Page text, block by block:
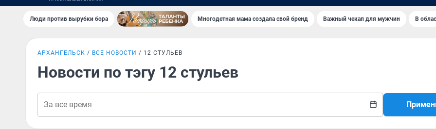
Люди против вырубки бора Многодетная мама создала свой бренд Важный чекап для мужчин В
АРХАНГЕЛЬСК ВСЕ НОВОСТИ 12 СТУЛЬЕВ
Новости по тэгу 12 стульев